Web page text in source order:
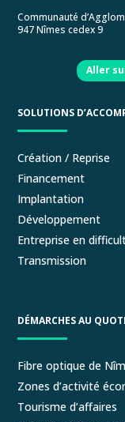
Communauté
947 Nîmes cedex 9
Aller
SOLUTIONS
Création / Reprise
Financement
Implantation
Développement
Entreprise en
Transmission
DÉMARCHES AU
Fibre optique de
Zones d’activité
Tourisme d’affaires